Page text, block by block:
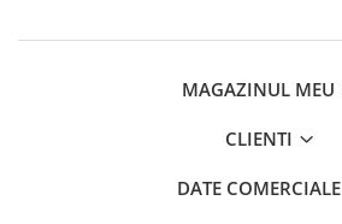
MAGAZINUL MEU
CLIENTI
DATE COMERCIALE